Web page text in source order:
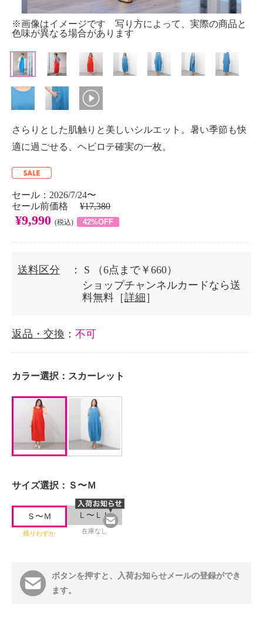
※画像はイメージです 写り方によって、実際の商品と
色味が異なる場合があります
さらりとした肌触りと美しいシルエット。暑い季節も快
適に過ごせる、ヘビロテ確実の一枚。
セール：2026/7/24〜
セール前価格 ¥17,380
¥9,990 (税込) 42%OFF
送料区分 ： S
（6点まで￥660）
ショップチャンネルカードなら送
料無料［詳細 ］
返品・交換 ： 不可
カラー選択： スカーレット
サイズ選択： Ｓ〜Ｍ
Ｓ〜Ｍ
残りわずか
Ｌ〜ＬＬ
在庫なし
ボタンを押すと、入荷お知らせメールの登録ができ
ます。